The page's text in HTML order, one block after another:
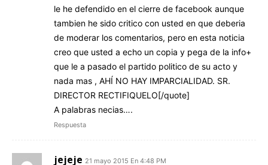
le he defendido en el cierre de facebook aunque
tambien he sido critico con usted en que deberia
de moderar los comentarios, pero en esta noticia
creo que usted a echo un copia y pega de la info+
que le a pasado el partido politico de su acto y
nada mas , AHÍ NO HAY IMPARCIALIDAD. SR.
DIRECTOR RECTIFIQUELO[/quote]
A palabras necias….
Respuesta
jejeje 21 mayo 2015 En 4:48 PM